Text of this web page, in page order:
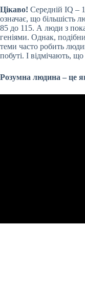
Цікаво! Середній IQ –
означає, що більшість
85 до 115. А люди з
геніями. Однак,
теми часто робить
побуті. І відмічають,
Розумна людина – це